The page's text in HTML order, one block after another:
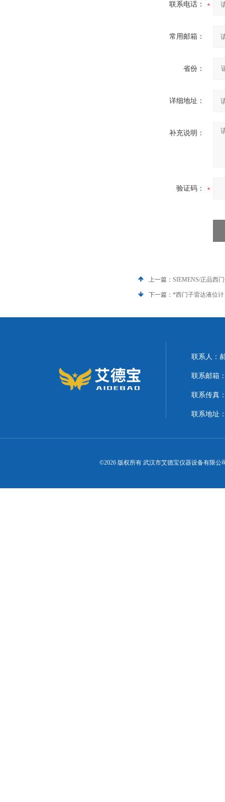
联系电话：
常用邮箱：
省份：
详细地址：
补充说明：
验证码：
上一篇： SIEMENS/正品西
下一篇： *西门子雷达液位计
联系人：
联系邮箱
联系传真
联系地址
©2026 版权所有 武汉市艾德宝仪器设备有限公